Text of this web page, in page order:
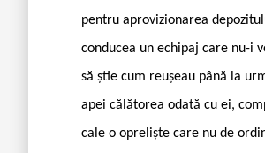
pentru aprovizionarea
conducea un echipaj care nu-i
să știe cum reușeau până la
apei călătorea odată cu ei,
cale o opreliște care nu de